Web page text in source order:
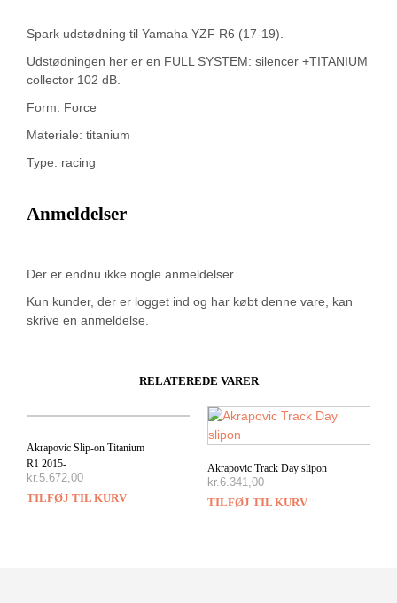
Spark udstødning til Yamaha YZF R6 (17-19).
Udstødningen her er en FULL SYSTEM: silencer +TITANIUM
collector 102 dB.
Form: Force
Materiale: titanium
Type: racing
Anmeldelser
Der er endnu ikke nogle anmeldelser.
Kun kunder, der er logget ind og har købt denne vare, kan
skrive en anmeldelse.
RELATEREDE VARER
Akrapovic Slip-on Titanium
R1 2015-
kr.5.672,00
TILFØJ TIL KURV
Akrapovic Track Day slipon
kr.6.341,00
TILFØJ TIL KURV